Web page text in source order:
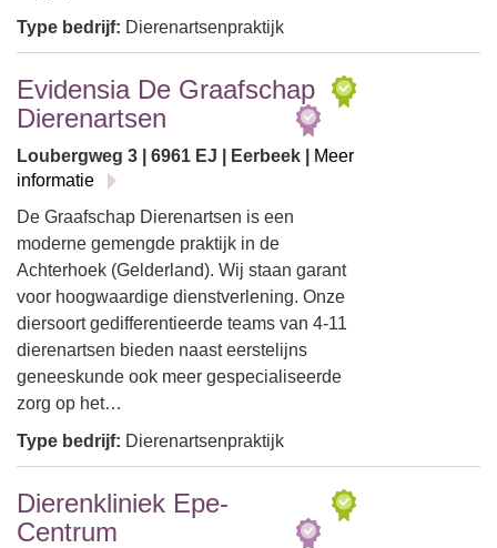
Type bedrijf: Dierenartsenpraktijk
Evidensia De Graafschap
Dierenartsen
Loubergweg 3 | 6961 EJ | Eerbeek |
Meer
informatie
De Graafschap Dierenartsen is een
moderne gemengde praktijk in de
Achterhoek (Gelderland). Wij staan garant
voor hoogwaardige dienstverlening. Onze
diersoort gedifferentieerde teams van 4-11
dierenartsen bieden naast eerstelijns
geneeskunde ook meer gespecialiseerde
zorg op het…
Type bedrijf: Dierenartsenpraktijk
Dierenkliniek Epe-
Centrum